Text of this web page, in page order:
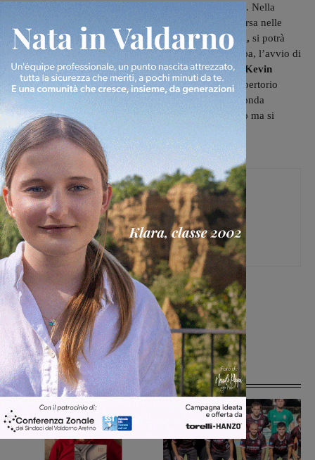
Articoli correlati
per risvegliare le emozioni dei partecipanti. Nella
suggestiva location della
immersa nelle
colline del Valdarno, con inizio previsto alle ore5.15, si potrà
vivere un’esperienza musicale unica in attesa dell’alba, l’avvio di
un nuovo giorno. Protagonisti della mattina sarannoKevin
Mukajal violino eElena Castiniall’arpa, con un repertorio
elegante e coinvolgente capace di istaurare una profonda
armonia tra musica e paesaggio. L’ingresso è gratuito ma si
raccomanda la massima puntualità.
Martina Giardi
[rp4wp limit=4]